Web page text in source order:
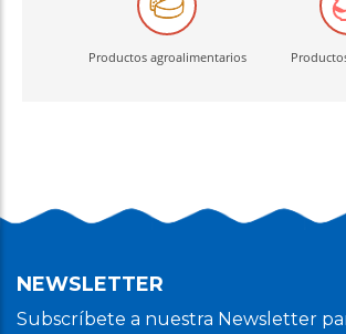
Productos agroalimentarios
NEWSLETTER
Subscríbete a nuestra Newsletter